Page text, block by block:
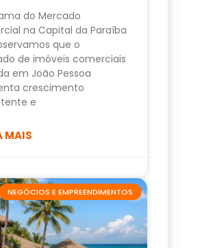
do Mercado
na Capital da Paraíba
que o
de imóveis comerciais
em João Pessoa
crescimento
e
MAIS
NEGÓCIOS E EMPREENDIMENTOS